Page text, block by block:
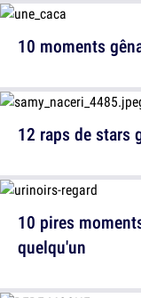
10 moments
10 pires
quelqu'un
12 raps de stars